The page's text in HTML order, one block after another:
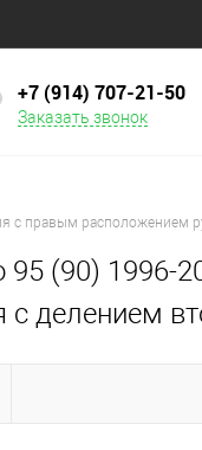
+7 (914) 707‒21‒50
Заказать звонок
с правым расположением
(90) 1996-
делением